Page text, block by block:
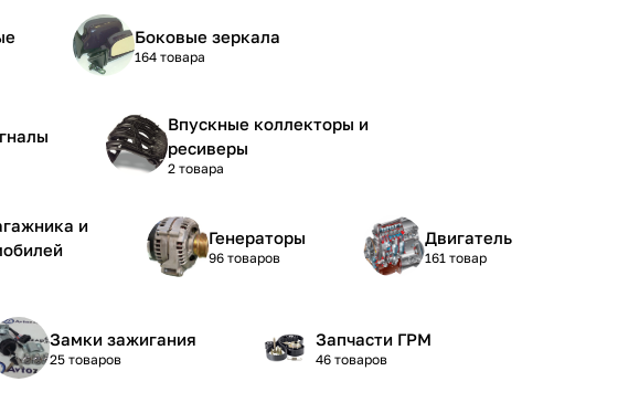
Боковые зеркала
164 товара
Впускные коллекторы и
ресиверы
2 товара
и
Генераторы
96 товаров
Двигатель
161 товар
Замки зажигания
25 товаров
Запчасти ГРМ
46 товаров